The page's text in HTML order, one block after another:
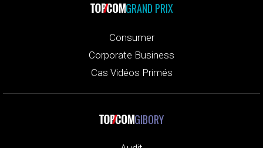
GRAND PRIX
Consumer
Corporate Business
Cas Vidéos Primés
GIBORY